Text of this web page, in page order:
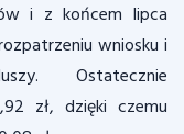
i z końcem lipca
wniosku i
Ostatecznie
zł, dzięki czemu